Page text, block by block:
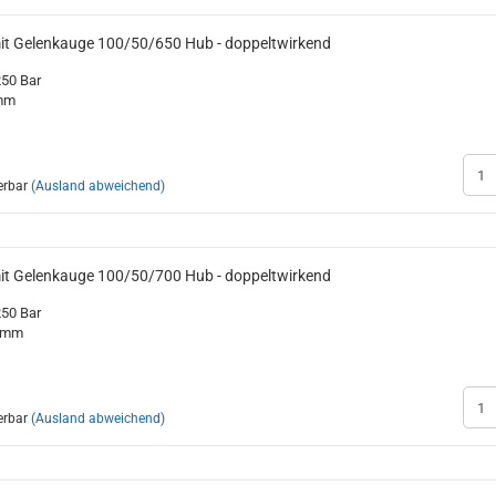
Gelenkauge 100/50/650 Hub - doppeltwirkend
Bar
(Ausland abweichend)
Gelenkauge 100/50/700 Hub - doppeltwirkend
Bar
(Ausland abweichend)